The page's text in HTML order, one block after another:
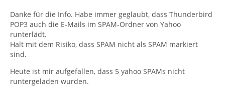
Danke für die Info. Habe immer geglaubt, dass Thunderbird
POP3 auch die E-Mails im SPAM-Ordner von Yahoo
runterlädt.
Halt mit dem Risiko, dass SPAM nicht als SPAM markiert
sind.
Heute ist mir aufgefallen, dass 5 yahoo SPAMs nicht
runtergeladen wurden.